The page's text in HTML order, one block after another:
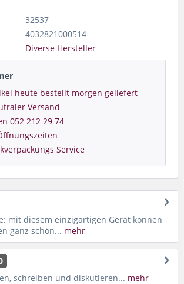
32537
4032821000514
Diverse Hersteller
heute bestellt morgen geliefert
Versand
052 212 29 74
Service
mit diesem einzigartigen Gerät können
ganz schön... mehr
schreiben und diskutieren... mehr